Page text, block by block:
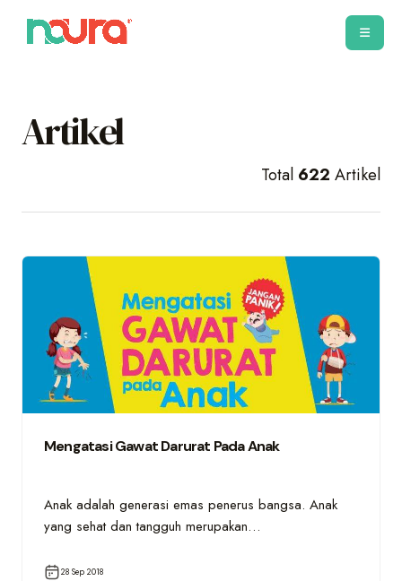
Artikel
Total 622 Artikel
Mengatasi Gawat Darurat Pada Anak
Anak adalah generasi emas penerus bangsa. Anak
yang sehat dan tangguh merupakan…
28 Sep 2018